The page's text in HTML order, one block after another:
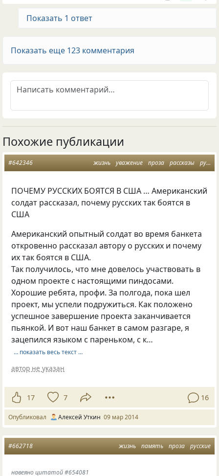
Показать 1 ответ
Показать еще 123 комментария
Похожие публикации
жизнь уважение проза рассказы русские
#642346
ПОЧЕМУ РУССКИХ БОЯТСЯ В США … Американский
солдат рассказал, почему русских так боятся в
США
Американский опытный солдат во время банкета
откровенно рассказал автору о русских и почему
их так боятся в США.
Так получилось, что мне довелось участвовать в
одном проекте с настоящими пиндосами.
Хорошие ребята, профи. За полгода, пока шел
проект, мы успели подружиться. Как положено
успешное завершение проекта заканчивается
пьянкой. И вот наш банкет в самом разгаре, я
зацепился языком с пареньком, с к…
… показать весь текст …
автор не указан
17 7 16
Опубликовал Алексей Уткин 09 мар 2014
жизнь память проза русские
#662718
навеяно цитатой #654081